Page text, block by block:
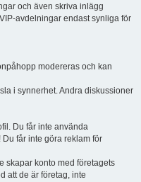
och även skriva inlägg
avdelningar endast synliga för
modereras och kan
i synnerhet. Andra diskussioner
Du får inte använda
får inte göra reklam för
skapar konto med företagets
att de är företag, inte